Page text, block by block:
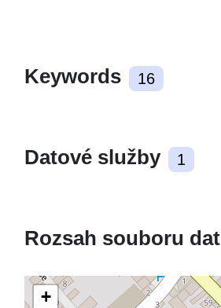
Keywords 16
Datové služby 1
Rozsah souboru dat
+